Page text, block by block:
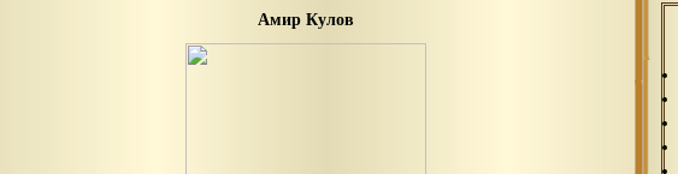
Амир Кулов